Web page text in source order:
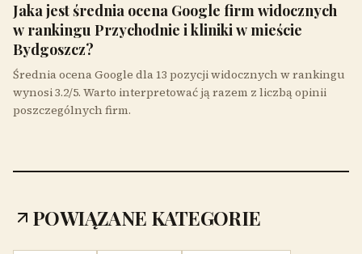
Jaka jest średnia ocena Google firm widocznych
w rankingu Przychodnie i kliniki w mieście
Bydgoszcz?
Średnia ocena Google dla 13 pozycji widocznych w rankingu
wynosi 3.2/5. Warto interpretować ją razem z liczbą opinii
poszczególnych firm.
POWIĄZANE KATEGORIE